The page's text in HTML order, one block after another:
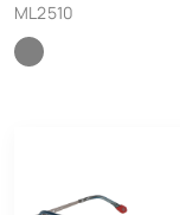
ML2510